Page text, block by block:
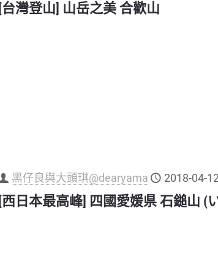
[台灣登山] 山岳之美 合歡山
黑仔良與大頭琪@dearyama 2018-04-
[西日本最高峰] 四國愛媛県 石鎚山 (